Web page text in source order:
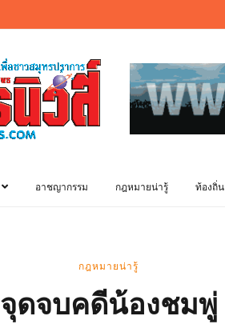
อาชญากรรม กฎหมายน่ารู้ ท้องถิ่น
กฎหมายน่ารู้
จุดจบคดีน้องชมพู่